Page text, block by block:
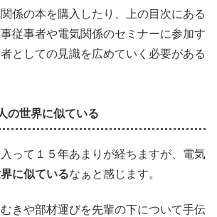
係の本を購入したり、上の目次にある
従事者や電気関係のセミナーに参加す
としての見識を広めていく必要がある
の世界に似ている
って１５年あまりが経ちますが、電気
に似ているなぁと感じます。
きや部材運びを先輩の下について手伝